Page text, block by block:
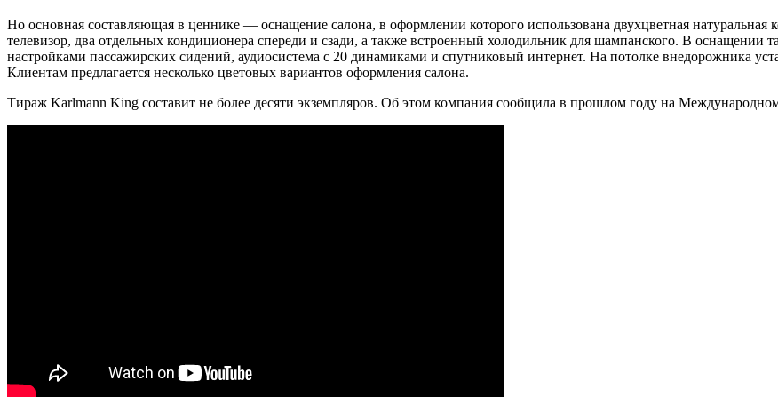
Но основная составляющая в ценнике — оснащение салона, в оформлении которого использована двухцветная
телевизор, два отдельных кондиционера спереди и сзади, а также встроенный холодильник для шампанского. В оснащении
настройками пассажирских сидений, аудиосистема с 20 динамиками и спутниковый интернет. На потолке внедорожника
Клиентам предлагается несколько цветовых вариантов оформления салона.
Тираж Karlmann King составит не более десяти экземпляров. Об этом компания сообщила в прошлом году на